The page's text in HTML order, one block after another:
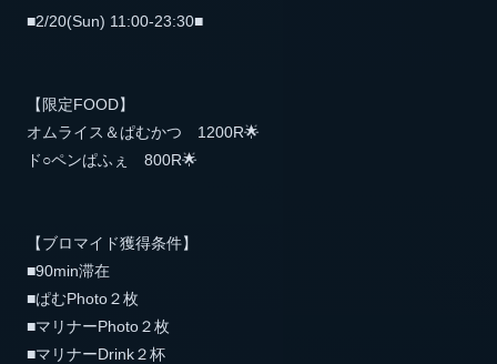
■2/20(Sun) 11:00-23:30■
【限定FOOD】
オムライス＆ぱむかつ 1200R🌟
ド○ペンぱふぇ 800R🌟
【ブロマイド獲得条件】
■90min滞在
■ぱむPhoto２枚
■マリナーPhoto２枚
■マリナーDrink２杯